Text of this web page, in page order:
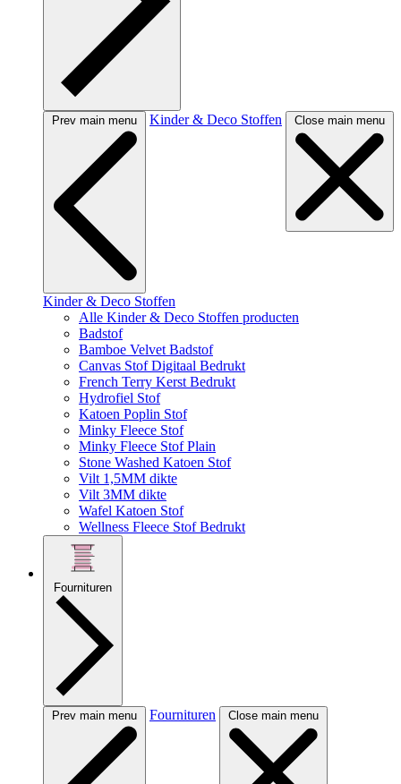
Prev main menu Kinder & Deco Stoffen Close main menu
Kinder & Deco Stoffen
Alle Kinder & Deco Stoffen producten
Badstof
Bamboe Velvet Badstof
Canvas Stof Digitaal Bedrukt
French Terry Kerst Bedrukt
Hydrofiel Stof
Katoen Poplin Stof
Minky Fleece Stof
Minky Fleece Stof Plain
Stone Washed Katoen Stof
Vilt 1,5MM dikte
Vilt 3MM dikte
Wafel Katoen Stof
Wellness Fleece Stof Bedrukt
Fournituren
Prev main menu Fournituren Close main menu